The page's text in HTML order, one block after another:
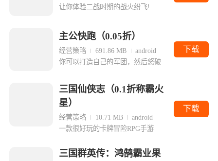
让你体验二战时期的战火纷飞!
主公快跑（0.05折）
经营策略 691.86 MB
android
你可以打造自己的军团，然后怒破
下载
三国仙侠志（0.1折称霸火
星）
经营策略 10.71 MB
android
一款很好玩的卡牌冒险RPG手游
下载
三国群英传：鸿鹄霸业果